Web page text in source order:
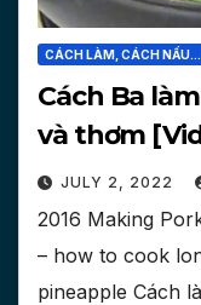
CÁCH LÀM, CÁCH NẤU...
Cách Ba
và thơm
JULY 2, 2022
2016 Making
– how to cook
pineapple Cách